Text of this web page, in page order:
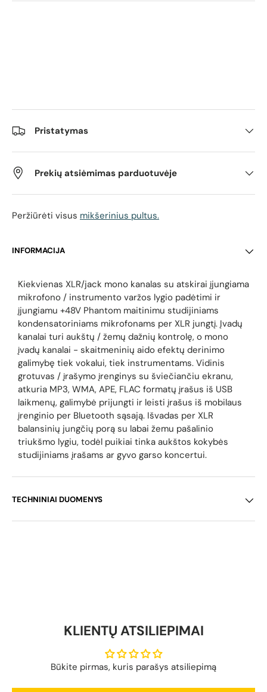
Pristatymas
Prekių atsiėmimas parduotuvėje
Peržiūrėti visus mikšerinius pultus.
INFORMACIJA
Kiekvienas XLR/jack mono kanalas su atskirai įjungiama
mikrofono / instrumento varžos lygio padėtimi ir
įjungiamu +48V Phantom maitinimu studijiniams
kondensatoriniams mikrofonams per XLR jungtį. Įvadų
kanalai turi aukštų / žemų dažnių kontrolę, o mono
įvadų kanalai - skaitmeninių aido efektų derinimo
galimybę tiek vokalui, tiek instrumentams. Vidinis
grotuvas / įrašymo įrenginys su šviečiančiu ekranu,
atkuria MP3, WMA, APE, FLAC formatų įrašus iš USB
laikmenų, galimybė prijungti ir leisti įrašus iš mobilaus
įrenginio per Bluetooth sąsają. Išvadas per XLR
balansinių jungčių porą su labai žemu pašalinio
triukšmo lygiu, todėl puikiai tinka aukštos kokybės
studijiniams įrašams ar gyvo garso koncertui.
TECHNINIAI DUOMENYS
KLIENTŲ ATSILIEPIMAI
Būkite pirmas, kuris parašys atsiliepimą